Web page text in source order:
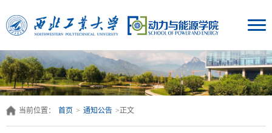
当前位置： 首页 > 通知公告 >正文